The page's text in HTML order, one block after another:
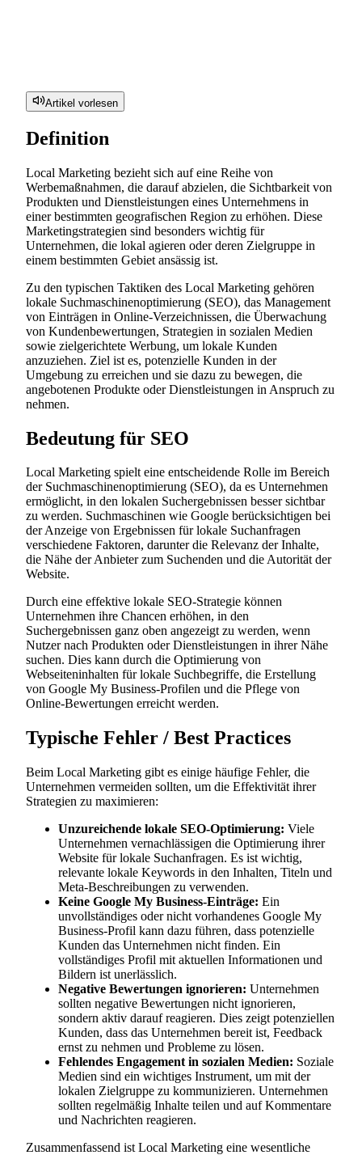
Artikel vorlesen
Definition
Local Marketing bezieht sich auf eine Reihe von
Werbemaßnahmen, die darauf abzielen, die Sichtbarkeit von
Produkten und Dienstleistungen eines Unternehmens in
einer bestimmten geografischen Region zu erhöhen. Diese
Marketingstrategien sind besonders wichtig für
Unternehmen, die lokal agieren oder deren Zielgruppe in
einem bestimmten Gebiet ansässig ist.
Zu den typischen Taktiken des Local Marketing gehören
lokale Suchmaschinenoptimierung (SEO), das Management
von Einträgen in Online-Verzeichnissen, die Überwachung
von Kundenbewertungen, Strategien in sozialen Medien
sowie zielgerichtete Werbung, um lokale Kunden
anzuziehen. Ziel ist es, potenzielle Kunden in der
Umgebung zu erreichen und sie dazu zu bewegen, die
angebotenen Produkte oder Dienstleistungen in Anspruch zu
nehmen.
Bedeutung für SEO
Local Marketing spielt eine entscheidende Rolle im Bereich
der Suchmaschinenoptimierung (SEO), da es Unternehmen
ermöglicht, in den lokalen Suchergebnissen besser sichtbar
zu werden. Suchmaschinen wie Google berücksichtigen bei
der Anzeige von Ergebnissen für lokale Suchanfragen
verschiedene Faktoren, darunter die Relevanz der Inhalte,
die Nähe der Anbieter zum Suchenden und die Autorität der
Website.
Durch eine effektive lokale SEO-Strategie können
Unternehmen ihre Chancen erhöhen, in den
Suchergebnissen ganz oben angezeigt zu werden, wenn
Nutzer nach Produkten oder Dienstleistungen in ihrer Nähe
suchen. Dies kann durch die Optimierung von
Webseiteninhalten für lokale Suchbegriffe, die Erstellung
von Google My Business-Profilen und die Pflege von
Online-Bewertungen erreicht werden.
Typische Fehler / Best Practices
Beim Local Marketing gibt es einige häufige Fehler, die
Unternehmen vermeiden sollten, um die Effektivität ihrer
Strategien zu maximieren:
Unzureichende lokale SEO-Optimierung: Viele
Unternehmen vernachlässigen die Optimierung ihrer
Website für lokale Suchanfragen. Es ist wichtig,
relevante lokale Keywords in den Inhalten, Titeln und
Meta-Beschreibungen zu verwenden.
Keine Google My Business-Einträge: Ein
unvollständiges oder nicht vorhandenes Google My
Business-Profil kann dazu führen, dass potenzielle
Kunden das Unternehmen nicht finden. Ein
vollständiges Profil mit aktuellen Informationen und
Bildern ist unerlässlich.
Negative Bewertungen ignorieren: Unternehmen
sollten negative Bewertungen nicht ignorieren,
sondern aktiv darauf reagieren. Dies zeigt potenziellen
Kunden, dass das Unternehmen bereit ist, Feedback
ernst zu nehmen und Probleme zu lösen.
Fehlendes Engagement in sozialen Medien: Soziale
Medien sind ein wichtiges Instrument, um mit der
lokalen Zielgruppe zu kommunizieren. Unternehmen
sollten regelmäßig Inhalte teilen und auf Kommentare
und Nachrichten reagieren.
Zusammenfassend ist Local Marketing eine wesentliche